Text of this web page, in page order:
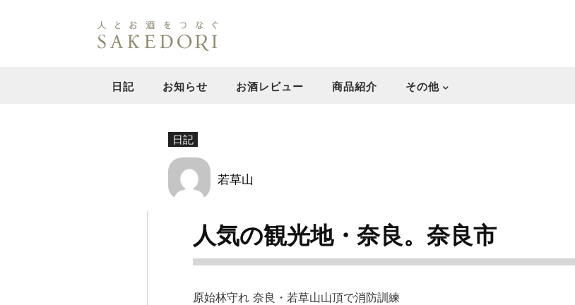
日記 お知らせ お酒レビュー 商品紹介 その他
日記
若草山
人気の観光地・奈良。奈良市
原始林守れ 奈良・若草山山頂で消防訓練